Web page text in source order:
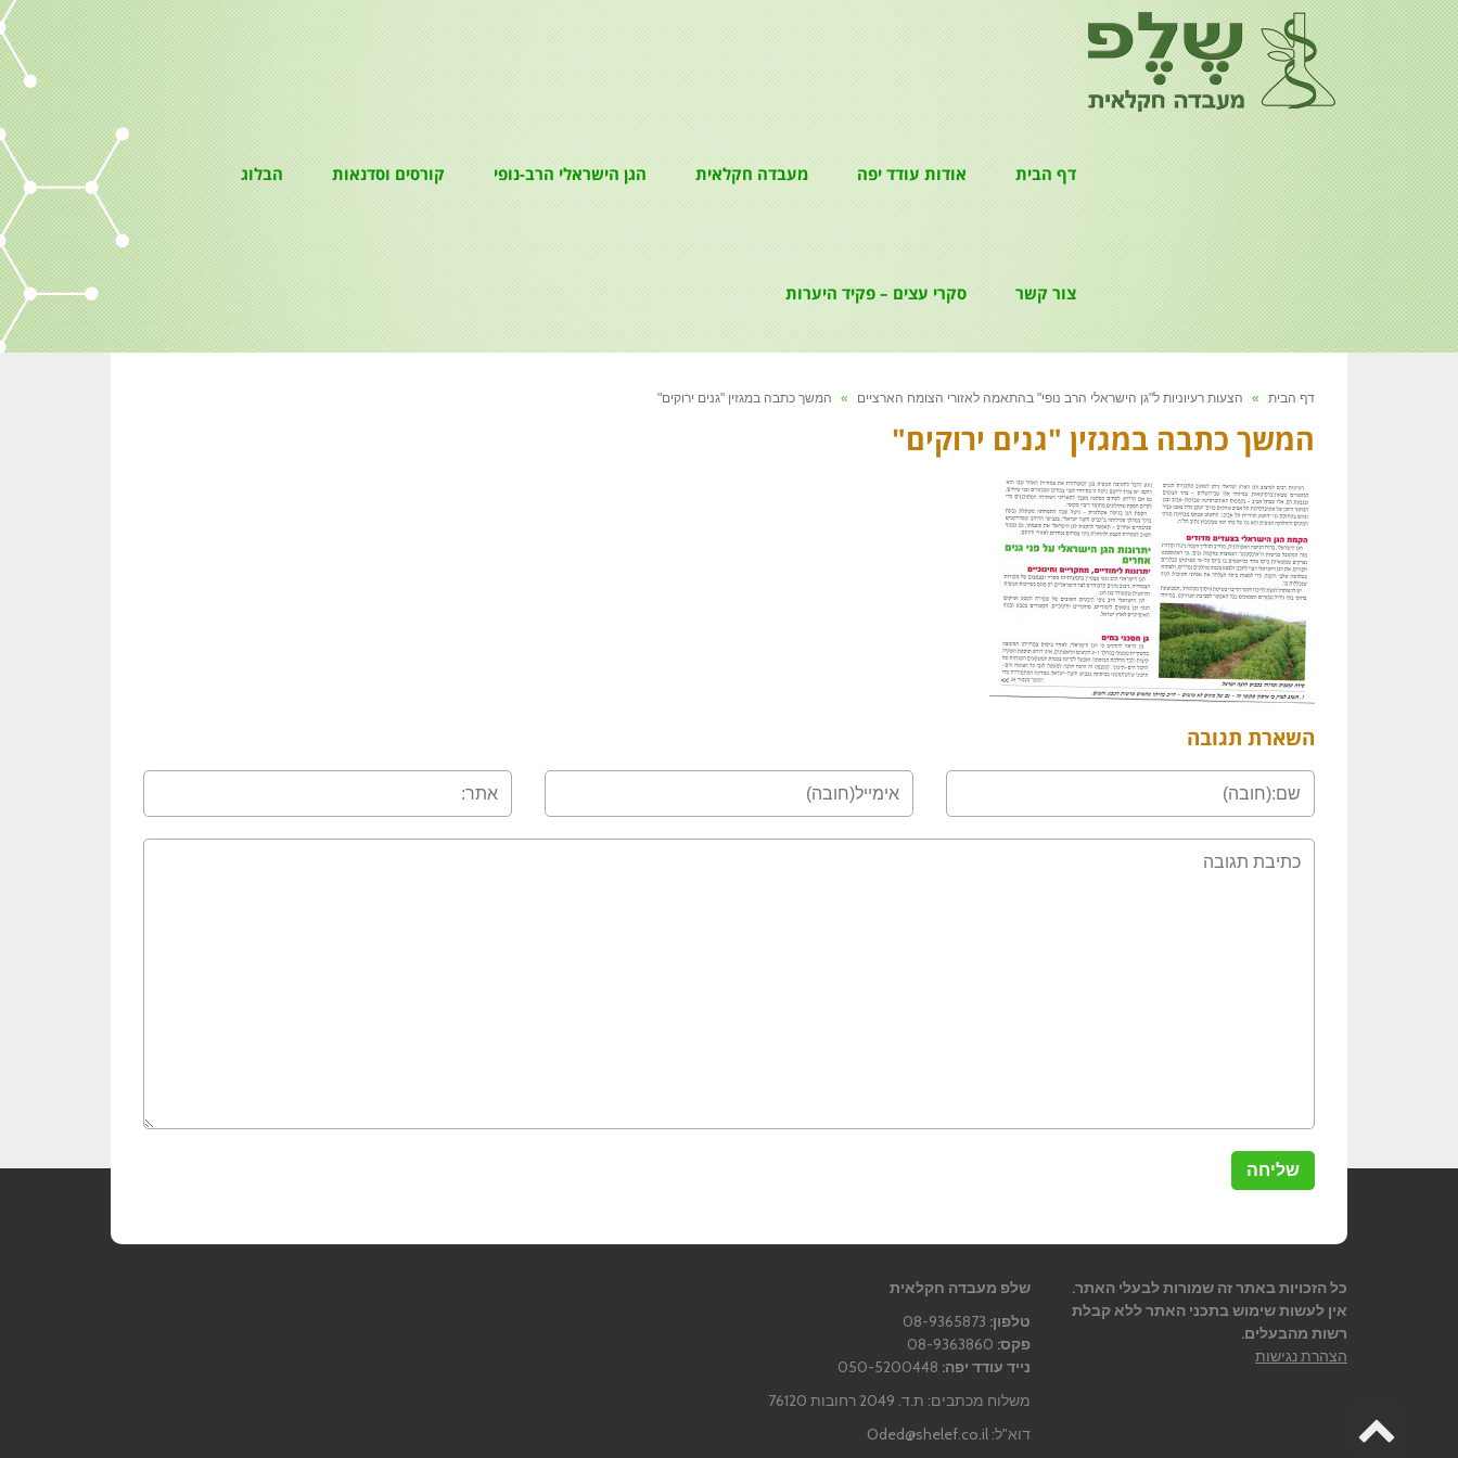
דף הבית אודות עודד יפה מעבדה חקלאית הגן הישראלי הרב-נופי קורסים וסדנאות הבלוג
צור קשר סקרי עצים – פקיד היערות
דף הבית » הצעות רעיוניות ל"גן הישראלי הרב נופי" בהתאמה לאזורי הצומח הארציים » המשך כתבה במגזין "גנים ירוקים"
המשך כתבה במגזין "גנים ירוקים"
השארת תגובה
כל הזכויות באתר זה שמורות לבעלי האתר.
אין לעשות שימוש בתכני האתר ללא קבלת
רשות מהבעלים.
הצהרת נגישות
שלפ מעבדה חקלאית
טלפון:
פקס:
נייד עודד יפה:
משלוח מכתבים: ת.ד. 2049 רחובות 76120
דוא"ל:Oded@shelef.co.il